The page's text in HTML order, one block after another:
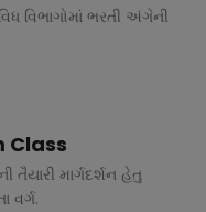
વિભાગોમાં ભરતી અંગેની
Class
તૈયારી માર્ગદર્શન હેતુ
વર્ગ.